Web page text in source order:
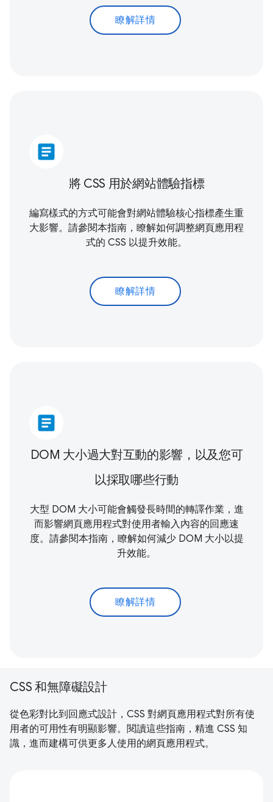
瞭解詳情
article
將 CSS 用於網站體驗指標
編寫樣式的方式可能會對網站體驗核心指標產生重
大影響。請參閱本指南，瞭解如何調整網頁應用程
式的 CSS 以提升效能。
瞭解詳情
article
DOM 大小過大對互動的影響，以及您可
以採取哪些行動
大型 DOM 大小可能會觸發長時間的轉譯作業，進
而影響網頁應用程式對使用者輸入內容的回應速
度。請參閱本指南，瞭解如何減少 DOM 大小以提
升效能。
瞭解詳情
CSS 和無障礙設計
從色彩對比到回應式設計，CSS 對網頁應用程式對所有使
用者的可用性有明顯影響。閱讀這些指南，精進 CSS 知
識，進而建構可供更多人使用的網頁應用程式。